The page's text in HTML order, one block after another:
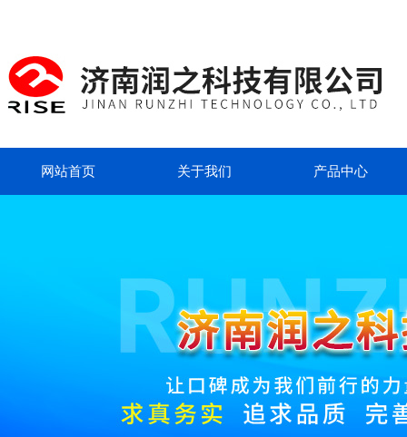
网站首页 关于我们 产品中心